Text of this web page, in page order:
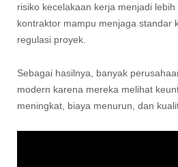
risiko kecelakaan kerja menjadi lebih
kontraktor mampu menjaga standar
regulasi proyek.
Sebagai hasilnya, banyak
modern karena mereka melihat
meningkat, biaya menurun, dan